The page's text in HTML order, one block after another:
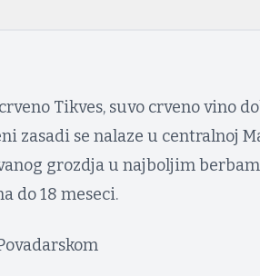
Tikves, suvo crveno vino
zasadi se nalaze u centralnoj
grozdja u najboljim
do 18 meseci.